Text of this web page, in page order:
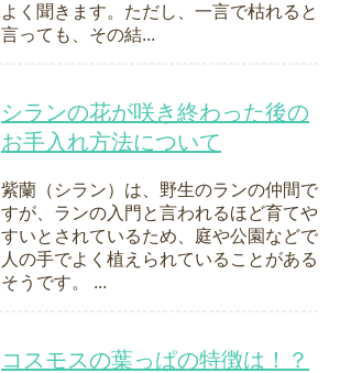
よく聞きます。ただし、一言で枯れると
言っても、その結...
シランの花が咲き終わった後の
お手入れ方法について
紫蘭（シラン）は、野生のランの仲間で
すが、ランの入門と言われるほど育てや
すいとされているため、庭や公園などで
人の手でよく植えられていることがある
そうです。 ...
コスモスの葉っぱの特徴は！？